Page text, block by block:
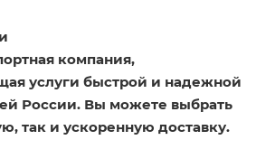
компания,
услуги быстрой и надежной
России. Вы можете выбрать
так и ускоренную доставку.